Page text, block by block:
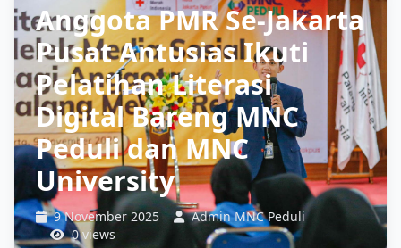
Anggota PMR Se-Jakarta
Pusat Antusias Ikuti
Pelatihan Literasi
Digital Bareng MNC
Peduli dan MNC
University
9 November 2025
Admin MNC Peduli
0 views